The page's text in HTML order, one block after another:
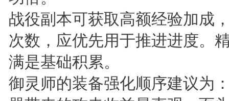
战役副本可获取高额经验加成
次数，应优先用于推进进度。
满是基础积累。
御灵师的装备强化顺序建议